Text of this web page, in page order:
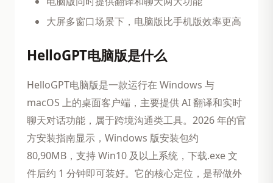
大屏多窗口场景下，电脑版比手机版效率更高
HelloGPT电脑版是什么
HelloGPT电脑版是一款运行在 Windows 与
macOS 上的桌面客户端，主要提供 AI 翻译和实时
聊天对话功能，属于跨境沟通类工具。2026 年的官
方安装指南显示，Windows 版安装包约
80,90MB，支持 Win10 及以上系统，下载.exe 文
件后约 1 分钟即可装好。它的核心定位，是帮做外